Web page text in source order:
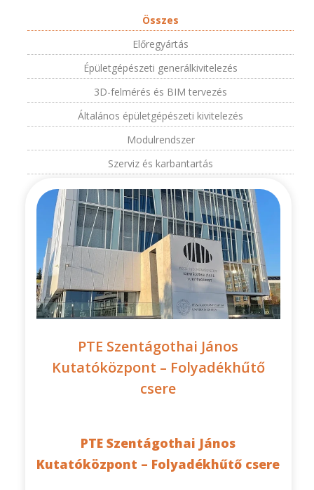
Összes
Előregyártás
Épületgépészeti generálkivitelezés
3D-felmérés és BIM tervezés
Általános épületgépészeti kivitelezés
Modulrendszer
Szerviz és karbantartás
PTE Szentágothai János
Kutatóközpont – Folyadékhűtő
csere
PTE Szentágothai János
Kutatóközpont – Folyadékhűtő csere